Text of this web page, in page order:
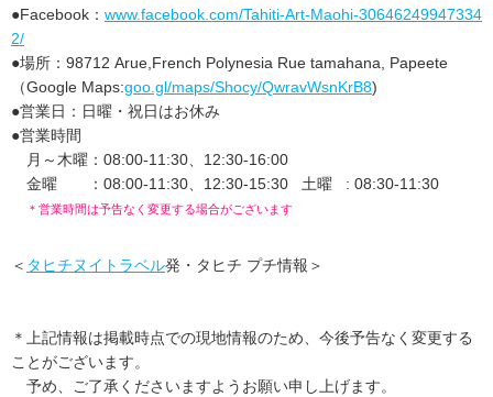
●Facebook： www.facebook.com/Tahiti-Art-Maohi-30646249947334
2/
●場所：98712 Arue,French Polynesia Rue tamahana, Papeete
（Google Maps:goo.gl/maps/Shocy/QwravWsnKrB8)
●営業日：日曜・祝日はお休み
●営業時間
月～木曜：08:00-11:30、12:30-16:00
金曜 ：08:00-11:30、12:30-15:30 土曜 : 08:30-11:30
＊営業時間は予告なく変更する場合がございます
＜ タヒチヌイトラベル発・タヒチ プチ情報＞
＊上記情報は掲載時点での現地情報のため、今後予告なく変更する
ことがございます。
予め、ご了承くださいますようお願い申し上げます。